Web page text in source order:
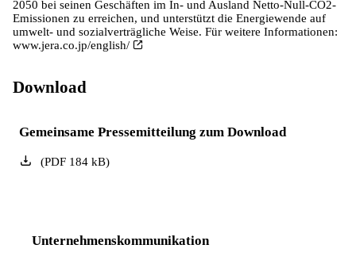
2050 bei seinen Geschäften im In- und Ausland Netto-Null-CO2-
Emissionen zu erreichen, und unterstützt die Energiewende auf
umwelt- und sozialverträgliche Weise. Für weitere Informationen:
www.jera.co.jp/english/
Download
Gemeinsame Pressemitteilung zum Download
(PDF184 kB)
Unternehmenskommunikation